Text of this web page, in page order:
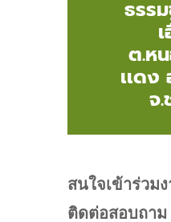
ธรร
ต.ห
เเดง
จ​
สนใจเข้าร่วม
ติดต่อสอบถาม